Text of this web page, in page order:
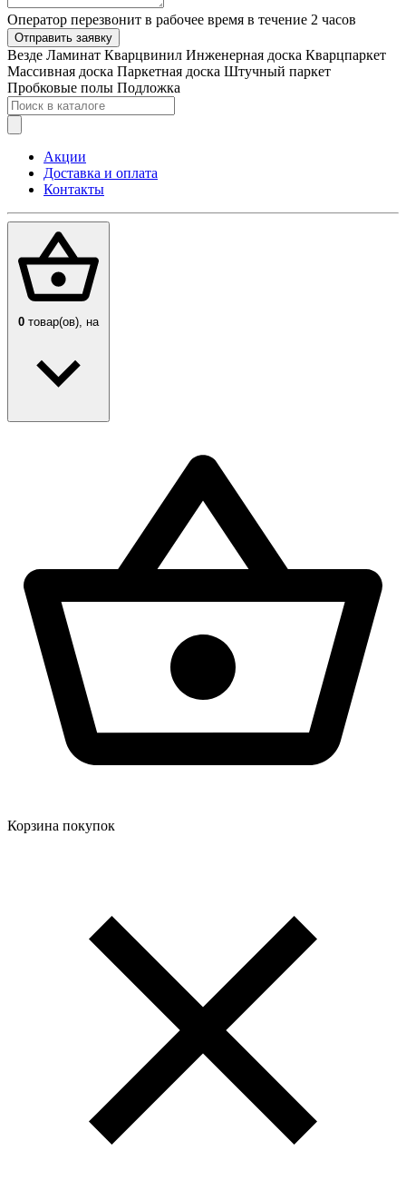
Оператор перезвонит в рабочее время в течение 2 часов
Отправить заявку
Везде Ламинат Кварцвинил Инженерная доска Кварцпаркет
Массивная доска Паркетная доска Штучный паркет
Пробковые полы Подложка
Акции
Доставка и оплата
Контакты
0 товар(ов), на
Корзина покупок